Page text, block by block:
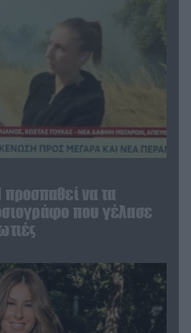
προσπαθεί να τα
που γέλασε